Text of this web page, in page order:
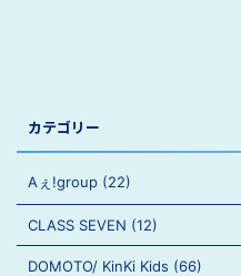
カテゴリー
Aぇ!group (22)
CLASS SEVEN (12)
DOMOTO/ KinKi Kids (66)